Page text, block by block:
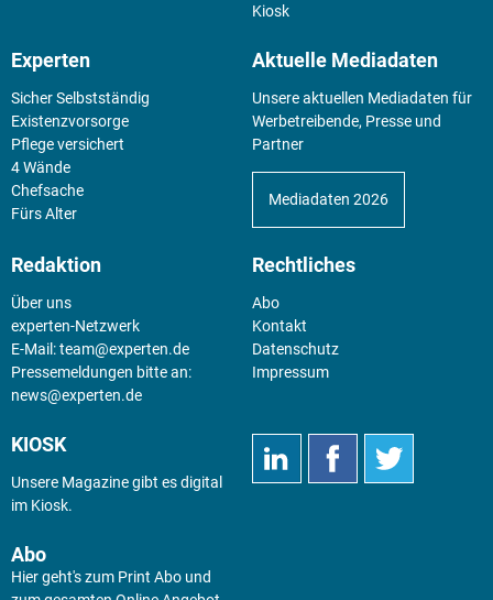
Kiosk
Experten
Sicher Selbstständig
Existenz­vorsorge
Pflege versichert
4 Wände
Chefsache
Fürs Alter
Aktuelle Mediadaten
Unsere aktuellen Mediadaten für
Werbetreibende, Presse und
Partner
Mediadaten 2026
Redaktion
Über uns
experten-Netzwerk
E-Mail:team@experten.de
Pressemeldungen bitte an:
news@experten.de
Rechtliches
Abo
Kontakt
Datenschutz
Impressum
KIOSK
Unsere Magazine gibt es digital
im Kiosk.
Abo
Hier geht's zum Print Abo und